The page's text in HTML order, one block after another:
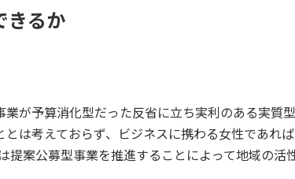
きるか
が予算消化型だった反省に立ち実利のある実質
は考えておらず、ビジネスに携わる女性であれ
案公募型事業を推進することによって地域の活